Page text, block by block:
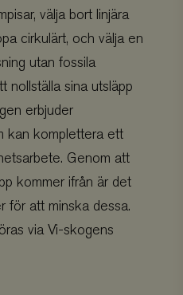
välja bort linjära
cirkulärt, och välja en
utan fossila
nollställa sina utsläpp
erbjuder
kan komplettera ett
Genom att
kommer ifrån är det
för att minska dessa.
via Vi-skogens